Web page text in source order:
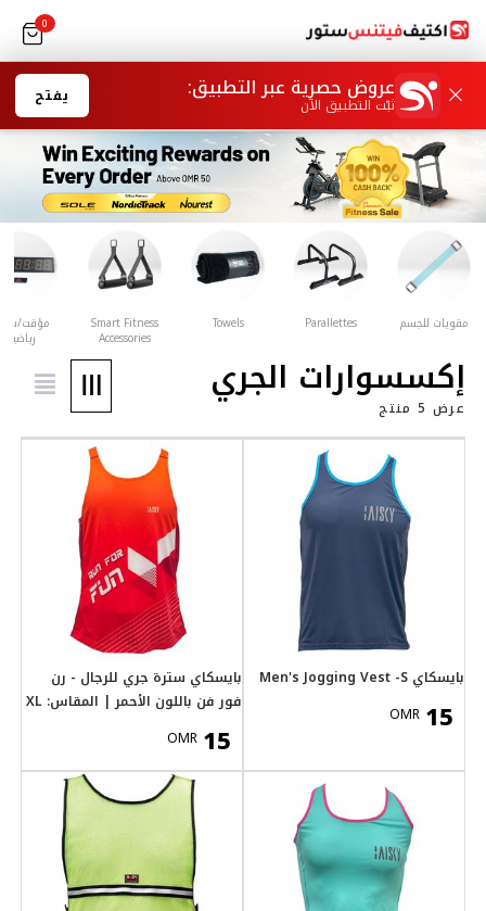
0
يفتح
Smart Fitness مؤقت/ساعة سترة مرجحة بار تمارين الذقن بار تمارين
الجلوس
جري للرجال - رن